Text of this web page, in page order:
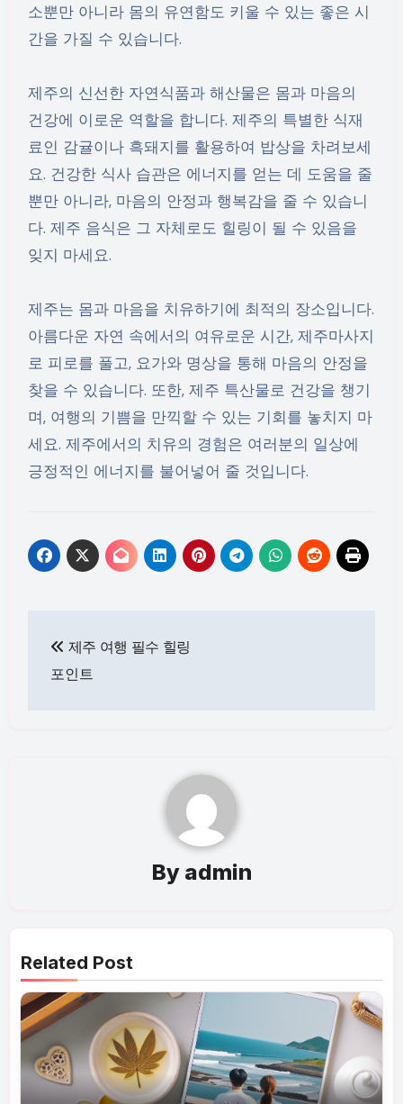
소뿐만 아니라 몸의 유연함도 키울 수 있는 좋은 시
간을 가질 수 있습니다.
제주의 신선한 자연식품과 해산물은 몸과 마음의
건강에 이로운 역할을 합니다. 제주의 특별한 식재
료인 감귤이나 흑돼지를 활용하여 밥상을 차려보세
요. 건강한 식사 습관은 에너지를 얻는 데 도움을 줄
뿐만 아니라, 마음의 안정과 행복감을 줄 수 있습니
다. 제주 음식은 그 자체로도 힐링이 될 수 있음을
잊지 마세요.
제주는 몸과 마음을 치유하기에 최적의 장소입니다.
아름다운 자연 속에서의 여유로운 시간, 제주마사지
로 피로를 풀고, 요가와 명상을 통해 마음의 안정을
찾을 수 있습니다. 또한, 제주 특산물로 건강을 챙기
며, 여행의 기쁨을 만끽할 수 있는 기회를 놓치지 마
세요. 제주에서의 치유의 경험은 여러분의 일상에
긍정적인 에너지를 불어넣어 줄 것입니다.
탐
제주 여행 필수 힐링
포인트
By admin
Related Post